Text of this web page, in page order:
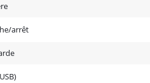
arrêt